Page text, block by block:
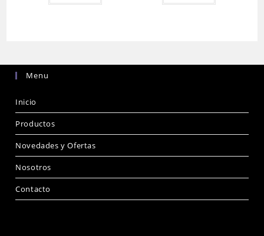
Menu
Inicio
Productos
Novedades y Ofertas
Nosotros
Contacto